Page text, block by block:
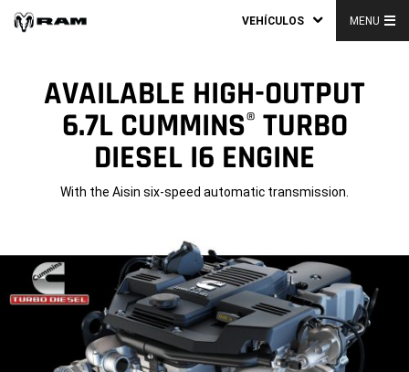
VEHÍCULOS MENU
AVAILABLE HIGH-OUTPUT
6.7L CUMMINS® TURBO
DIESEL I6 ENGINE
With the Aisin six-speed automatic transmission.